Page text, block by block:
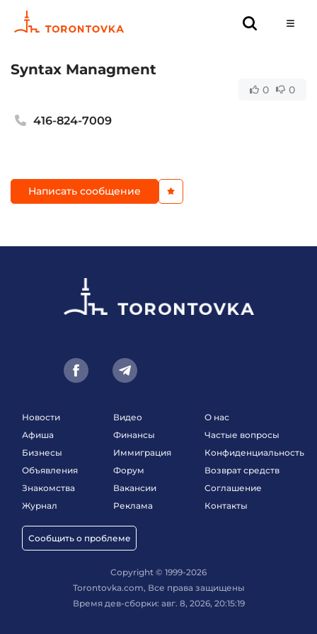
Syntax Managment
0 0
416-824-7009
Написать сообщение
Новости
Афиша
Бизнесы
Объявления
Знакомства
Журнал
Сообщить о проблеме
Видео
Финансы
Иммиграция
Форум
Вакансии
Реклама
О нас
Частые вопросы
Конфиденциальность
Возврат средств
Соглашение
Контакты
Copyright © 1999-2026
Torontovka.com, Все права защищены
Время дев-сборки: авг. 8, 2026, 20:15:19